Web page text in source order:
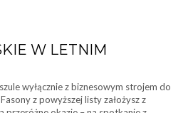
W LETNIM
wyłącznie z biznesowym strojem do
z powyższej listy założysz z